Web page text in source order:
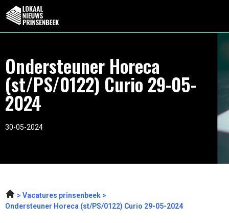
Ondersteuner Horeca
(st/PS/0122) Curio 29-05-
2024
30-05-2024
Vacatures prinsenbeek
Ondersteuner Horeca (st/PS/0122) Curio 29-05-2024